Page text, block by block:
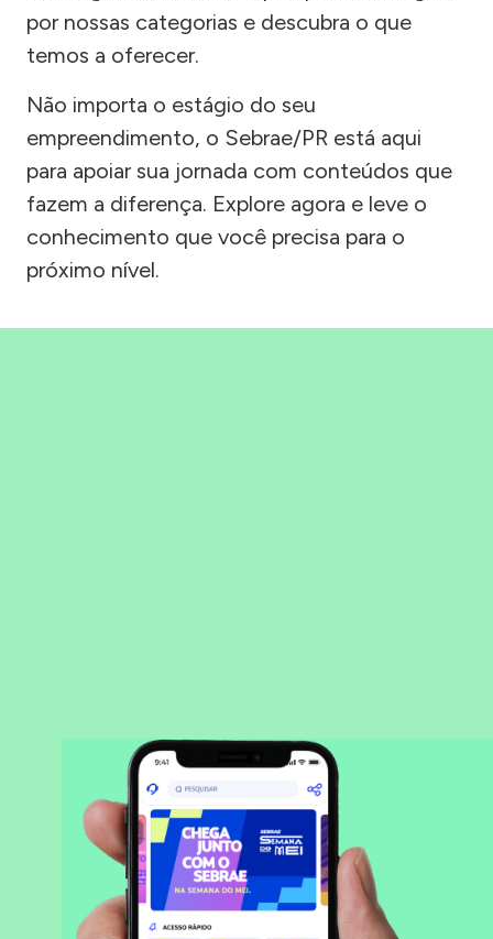
por nossas categorias e descubra o que
temos a oferecer.
Não importa o estágio do seu
empreendimento, o Sebrae/PR está aqui
para apoiar sua jornada com conteúdos que
fazem a diferença. Explore agora e leve o
conhecimento que você precisa para o
próximo nível.